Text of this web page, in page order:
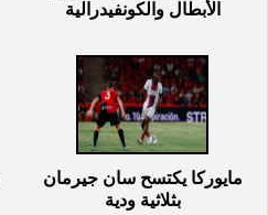
الأبطال والكونفيدرالية
مايوركا يكتسح سان جيرمان
بثلاثية ودية